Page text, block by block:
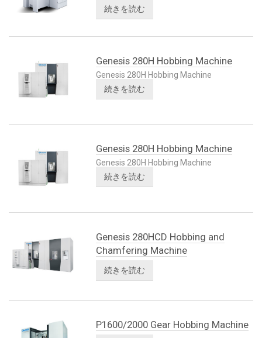
続きを読む
Genesis 280H Hobbing Machine
Genesis 280H Hobbing Machine
続きを読む
Genesis 280H Hobbing Machine
Genesis 280H Hobbing Machine
続きを読む
Genesis 280HCD Hobbing and
Chamfering Machine
続きを読む
P1600/2000 Gear Hobbing Machine